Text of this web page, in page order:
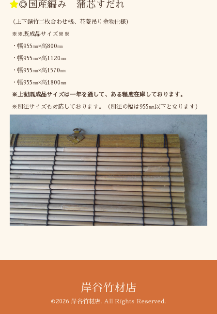
◎国産編み 蒲芯すだれ
（上下錆竹二枚合わせ桟、花菱吊り金物仕様）
※※既成品サイズ※※
・幅955㎜×高800㎜
・幅955㎜×高1120㎜
・幅955㎜×高1570㎜
・幅955㎜×高1800㎜
※上記既成品サイズは一年を通して、ある程度在庫しております。
※別注サイズも対応しております。（別注の幅は955㎜以下となります）
岸谷竹材店
©2026 岸谷竹材店. All Rights Reserved.